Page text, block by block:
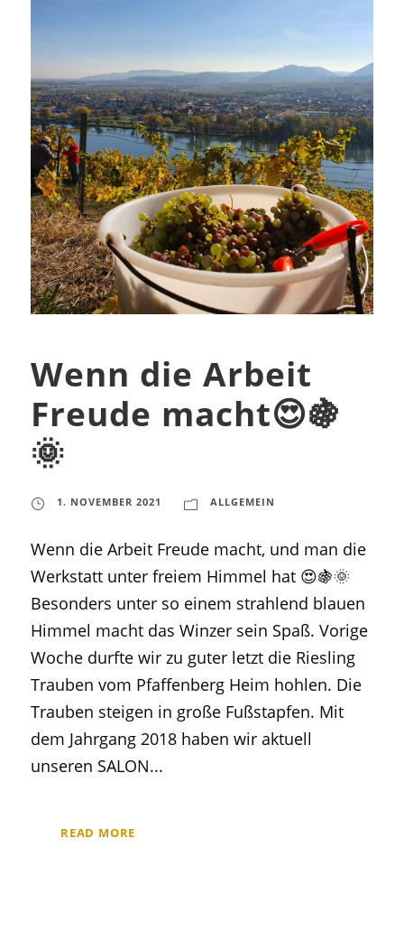
Wenn die Arbeit
Freude macht😍🍇
🌞
1. NOVEMBER 2021 ALLGEMEIN
Wenn die Arbeit Freude macht, und man die
Werkstatt unter freiem Himmel hat 😍🍇🌞
Besonders unter so einem strahlend blauen
Himmel macht das Winzer sein Spaß. Vorige
Woche durfte wir zu guter letzt die Riesling
Trauben vom Pfaffenberg Heim hohlen. Die
Trauben steigen in große Fußstapfen. Mit
dem Jahrgang 2018 haben wir aktuell
unseren SALON...
READ MORE